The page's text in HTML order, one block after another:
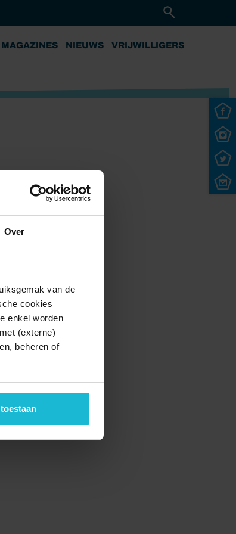
Over
van de
cookies
enkel worden
met (externe)
beheren of
MAGAZINES NIEUWS VRIJWILLIGERS
de